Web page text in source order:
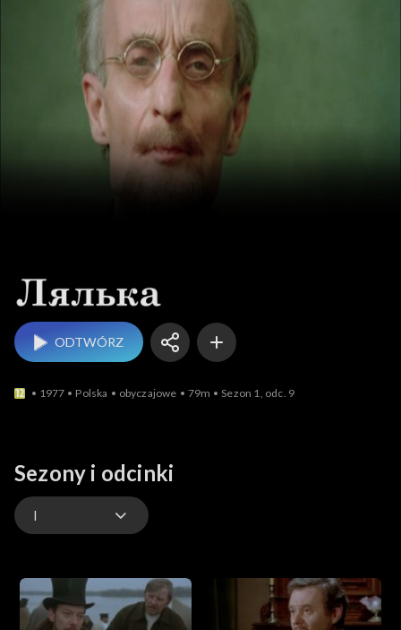
BY Лялька (Lalka)
ODTWÓRZ
1977 Polska obyczajowe 79m Sezon 1, odc. 9
Sezony i odcinki
I